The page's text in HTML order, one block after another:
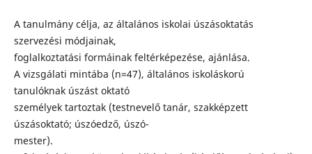
A tanulmány célja, az általános iskolai úszásoktatás
szervezési módjainak,
foglalkoztatási formáinak feltérképezése, ajánlása.
A vizsgálati mintába (n=47), általános iskoláskorú
tanulóknak úszást oktató
személyek tartoztak (testnevelő tanár, szakképzett
úszásoktató; úszóedző, úszó-
mester).